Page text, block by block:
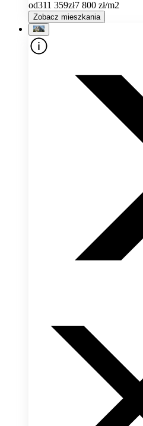
od311 359zł7 800 zł/m2
Zobacz mieszkania